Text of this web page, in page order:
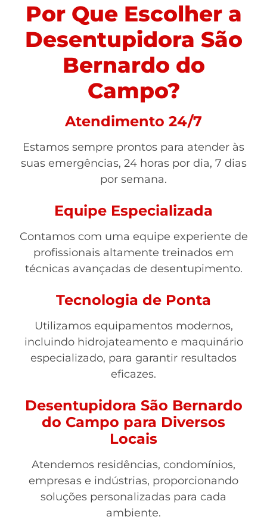
Por Que Escolher a
Desentupidora São
Bernardo do
Campo?
Atendimento 24/7
Estamos sempre prontos para atender às
suas emergências, 24 horas por dia, 7 dias
por semana.
Equipe Especializada
Contamos com uma equipe experiente de
profissionais altamente treinados em
técnicas avançadas de desentupimento.
Tecnologia de Ponta
Utilizamos equipamentos modernos,
incluindo hidrojateamento e maquinário
especializado, para garantir resultados
eficazes.
Desentupidora São Bernardo
do Campo para Diversos
Locais
Atendemos residências, condomínios,
empresas e indústrias, proporcionando
soluções personalizadas para cada
ambiente.